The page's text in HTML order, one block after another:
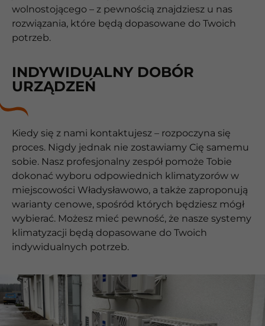
wolnostojącego – z pewnością znajdziesz u nas
rozwiązania, które będą dopasowane do Twoich
potrzeb.
INDYWIDUALNY DOBÓR
URZĄDZEŃ
Kiedy się z nami kontaktujesz – rozpoczyna się
proces. Nigdy jednak nie zostawiamy Cię samemu
sobie. Nasz profesjonalny zespół pomoże Tobie
dokonać wyboru odpowiednich klimatyzorów w
miejscowości Władysławowo, a także zaproponują
warianty cenowe, spośród których będziesz mógł
wybierać. Możesz mieć pewność, że nasze systemy
klimatyzacji będą dopasowane do Twoich
indywidualnych potrzeb.